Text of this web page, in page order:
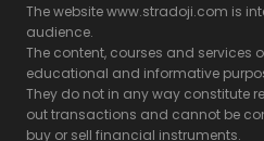
The website www.stradoji.com is
audience.
The content, courses and services
educational and informative
They do not in any way constitute
out transactions and cannot be
buy or sell financial instruments.